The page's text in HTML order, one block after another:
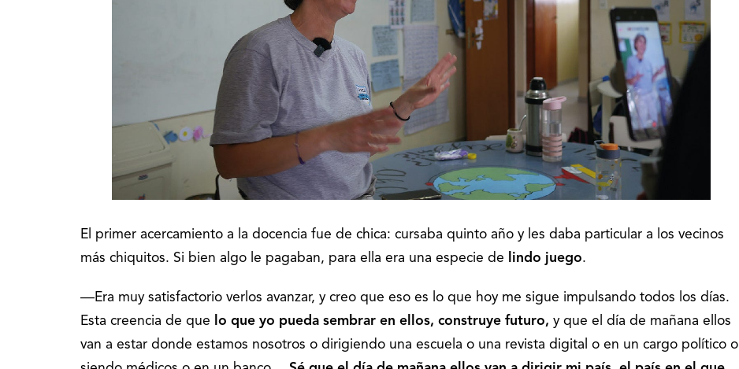
El primer acercamiento a la docencia fue de chica: cursaba quinto año y les daba particular a los vecinos
más chiquitos. Si bien algo le pagaban, para ella era una especie de
lindo juego.
―Era muy satisfactorio verlos avanzar, y creo que eso es lo que hoy me sigue impulsando todos los días.
Esta creencia de que
lo que yo pueda sembrar en ellos, construye futuro, y que el día de mañana ellos
van a estar donde estamos nosotros o dirigiendo una escuela o una revista digital o en un cargo político o